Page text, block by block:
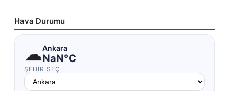
Hava Durumu
☁Ankara
NaN°C
ŞEHIR SEÇ